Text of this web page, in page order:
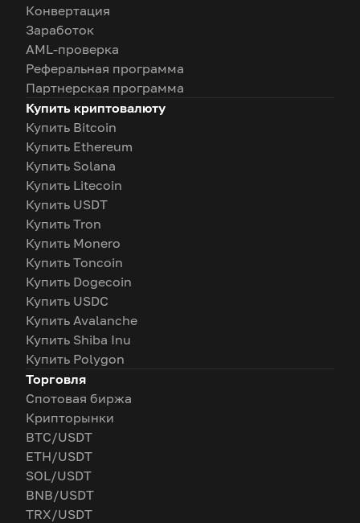
Конвертация
Заработок
AML-проверка
Реферальная программа
Партнерская программа
Купить криптовалюту
Купить Bitcoin
Купить Ethereum
Купить Solana
Купить Litecoin
Купить USDT
Купить Tron
Купить Monero
Купить Toncoin
Купить Dogecoin
Купить USDC
Купить Avalanche
Купить Shiba Inu
Купить Polygon
Торговля
Спотовая биржа
Крипторынки
BTC/USDT
ETH/USDT
SOL/USDT
BNB/USDT
TRX/USDT